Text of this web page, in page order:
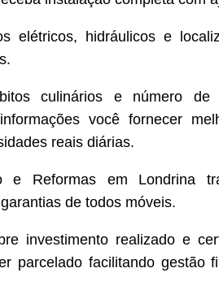
elétricos, hidráulicos e
culinários e número
você fornecer
reais diárias.
e Reformas em Londrina
de todos móveis.
investimento realizado e
parcelado facilitando gestão